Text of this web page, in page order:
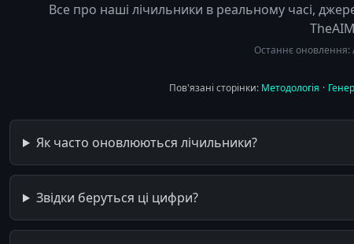
Все про наші лічильники в реальному часі,
Останнє оновлення:
Пов'язані сторінки: Методологія ·
Як часто оновлюються лічильники?
Звідки беруться ці цифри?